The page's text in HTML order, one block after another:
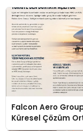
Falcon Aero
Küresel Çözüm